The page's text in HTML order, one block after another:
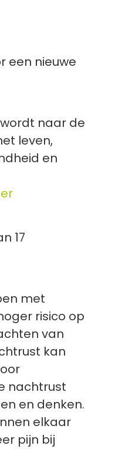
een nieuwe
naar de
leven,
en
17
met
risico op
van
kan
nachtrust
en denken.
elkaar
pijn bij